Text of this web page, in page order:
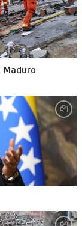
Maduro